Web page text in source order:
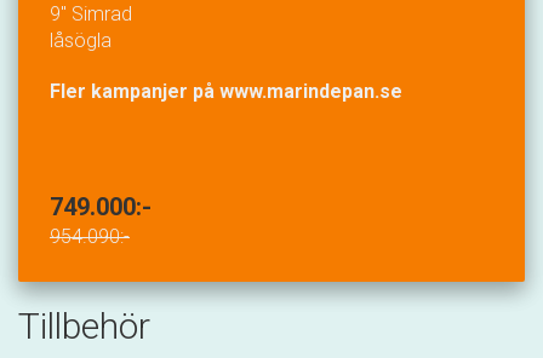
9" Simrad
låsögla
Fler kampanjer på www.marindepan.se
749.000:-
954.090:-
Tillbehör